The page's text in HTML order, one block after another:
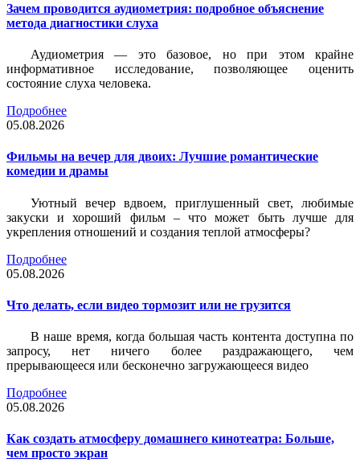
Зачем проводится аудиометрия: подробное объяснение
метода диагностики слуха
Аудиометрия — это базовое, но при этом крайне
информативное исследование, позволяющее оценить
состояние слуха человека.
Подробнее
05.08.2026
Фильмы на вечер для двоих: Лучшие романтические
комедии и драмы
Уютный вечер вдвоем, приглушенный свет, любимые
закуски и хороший фильм – что может быть лучше для
укрепления отношений и создания теплой атмосферы?
Подробнее
05.08.2026
Что делать, если видео тормозит или не грузится
В наше время, когда большая часть контента доступна по
запросу, нет ничего более раздражающего, чем
прерывающееся или бесконечно загружающееся видео
Подробнее
05.08.2026
Как создать атмосферу домашнего кинотеатра: Больше,
чем просто экран